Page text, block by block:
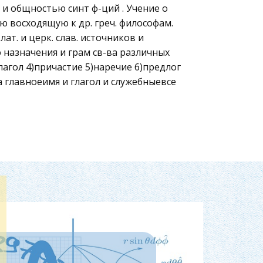
общностью синт ф-ций . Учение о
восходящую к др. греч. философам.
и церк. слав. источников и
и грам св-ва различных
4)причастие 5)наречие 6)предлог
и глагол и служебныевсе
классиф . ч.р. При класс. ч.р.
роль.
форм словоизменения. Все
с учетом морфологических